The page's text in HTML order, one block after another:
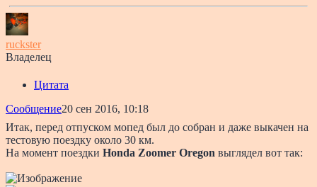
ruckster
Владелец
Цитата
Сообщение20 сен 2016, 10:18
Итак, перед отпуском мопед был до собран и даже выкачен на
тестовую поездку около 30 км.
На момент поездки Honda Zoomer Oregon выглядел вот так: